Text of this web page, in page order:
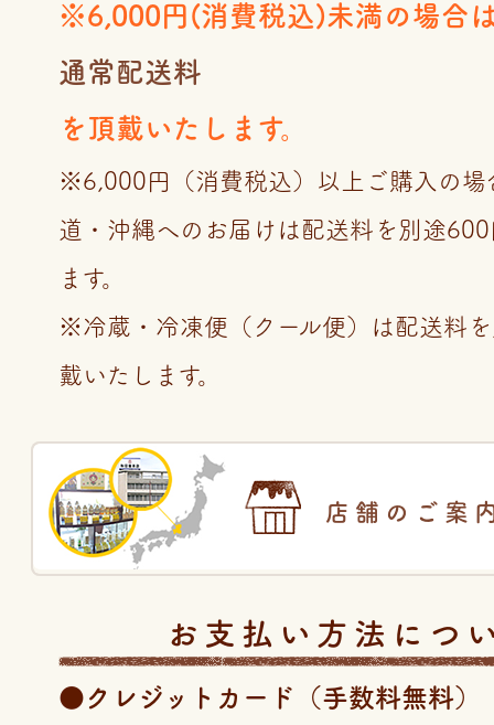
※6,000円(消費税込)未満の場合
通常配送料
を頂戴いたします。
※6,000円（消費税込）以上ご購入の場
道・沖縄へのお届けは配送料を別途
ます。
※冷蔵・冷凍便（クール便）は配送料
戴いたします。
店舗のご案
お支払い方法につ
●クレジットカード（手数料無料）